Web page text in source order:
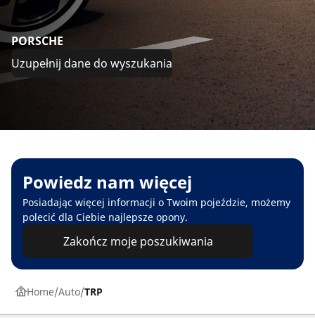
PORSCHE
Uzupełnij dane do wyszukania
Powiedz nam więcej
Posiadając więcej informacji o Twoim pojeździe, możemy
polecić dla Ciebie najlepsze opony.
Zakończ moje poszukiwania
Home Auto TRP